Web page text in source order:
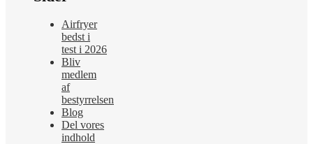
Airfryer
bedst i
test i 2026
Bliv
medlem
af
bestyrrelsen
Blog
Del vores
indhold